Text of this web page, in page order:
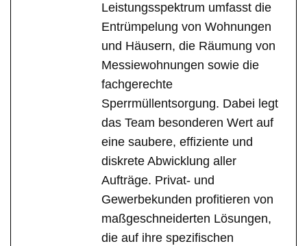
Leistungsspektrum umfasst die
Entrümpelung von Wohnungen
und Häusern, die Räumung von
Messiewohnungen sowie die
fachgerechte
Sperrmüllentsorgung. Dabei legt
das Team besonderen Wert auf
eine saubere, effiziente und
diskrete Abwicklung aller
Aufträge. Privat- und
Gewerbekunden profitieren von
maßgeschneiderten Lösungen,
die auf ihre spezifischen